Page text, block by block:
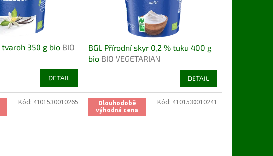
tvaroh 350 g bio BIO
DETAIL
BGL Přírodní skyr 0,2 % tuku 400 g
bio BIO VEGETARIAN
DETAIL
Kód: 4101530010265 Dlouhodobě
výhodná cena
Kód: 4101530010241